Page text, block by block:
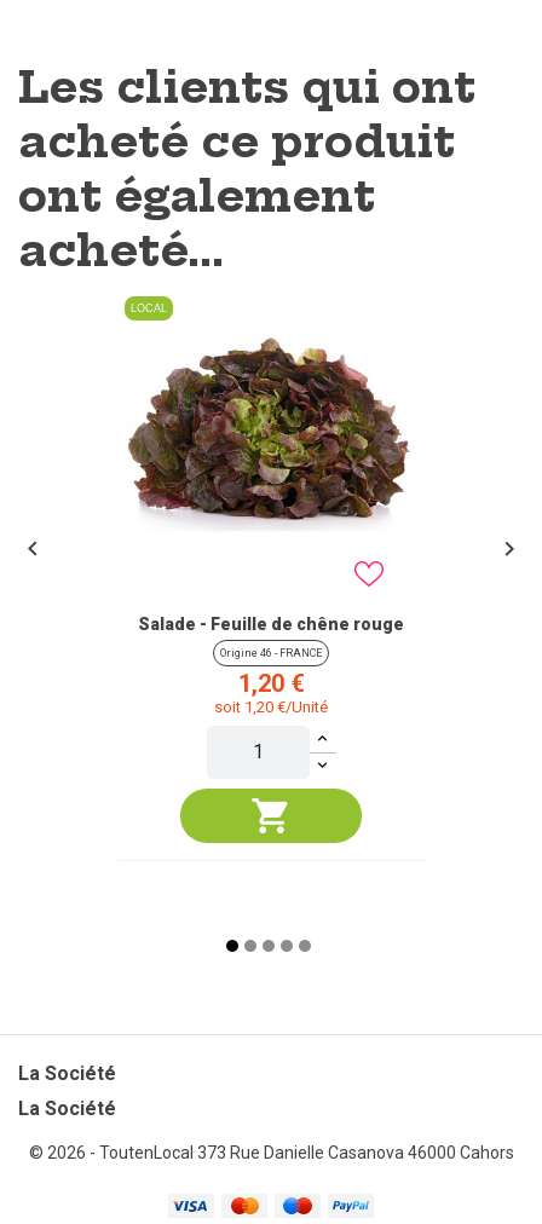
Les clients qui ont
acheté ce produit
ont également
acheté...
LOCAL
Salade - Feuille de chêne rouge
Origine 46 - FRANCE
Prix
1,20 €
soit 1,20 €/Unité
 
La Société
La Société
© 2026 - ToutenLocal 373 Rue Danielle Casanova 46000 Cahors